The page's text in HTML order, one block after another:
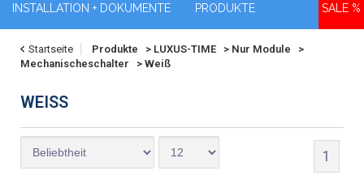
INSTALLATION + DOKUMENTE PRODUKTE SALE %
Startseite Produkte > LUXUS-TIME > Nur Module
>
Mechanischeschalter
> Weiß
WEISS
1